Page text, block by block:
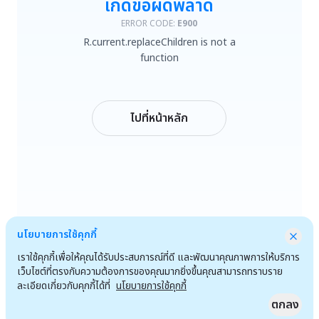
R.current.replaceChildren is not a function
เกิดข้อผิดพลาด
ERROR CODE: E900
R.current.replaceChildren is not a
function
ไปที่หน้าหลัก
นโยบายการใช้คุกกี้
เราใช้คุกกี้เพื่อให้คุณได้รับประสบการณ์ที่ดี และพัฒนาคุณภาพการให้บริการ
เว็บไซต์ที่ตรงกับความต้องการของคุณมากยิ่งขึ้นคุณสามารถทราบราย
ละเอียดเกี่ยวกับคุกกี้ได้ที่ นโยบายการใช้คุกกี้
ตกลง